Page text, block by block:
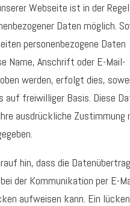
Webseite ist in der
Daten möglich.
personenbezogene Daten
Name, Anschrift oder E-Mail-
werden, erfolgt dies,
auf freiwilliger Basis. Diese
ausdrückliche Zustimmung
hin, dass die
der Kommunikation per E-
aufweisen kann. Ein